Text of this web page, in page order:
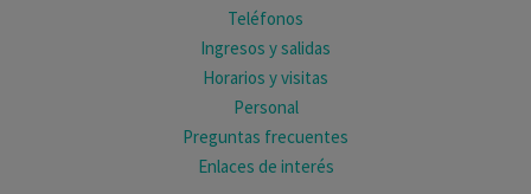
Teléfonos
Ingresos y salidas
Horarios y visitas
Personal
Preguntas frecuentes
Enlaces de interés